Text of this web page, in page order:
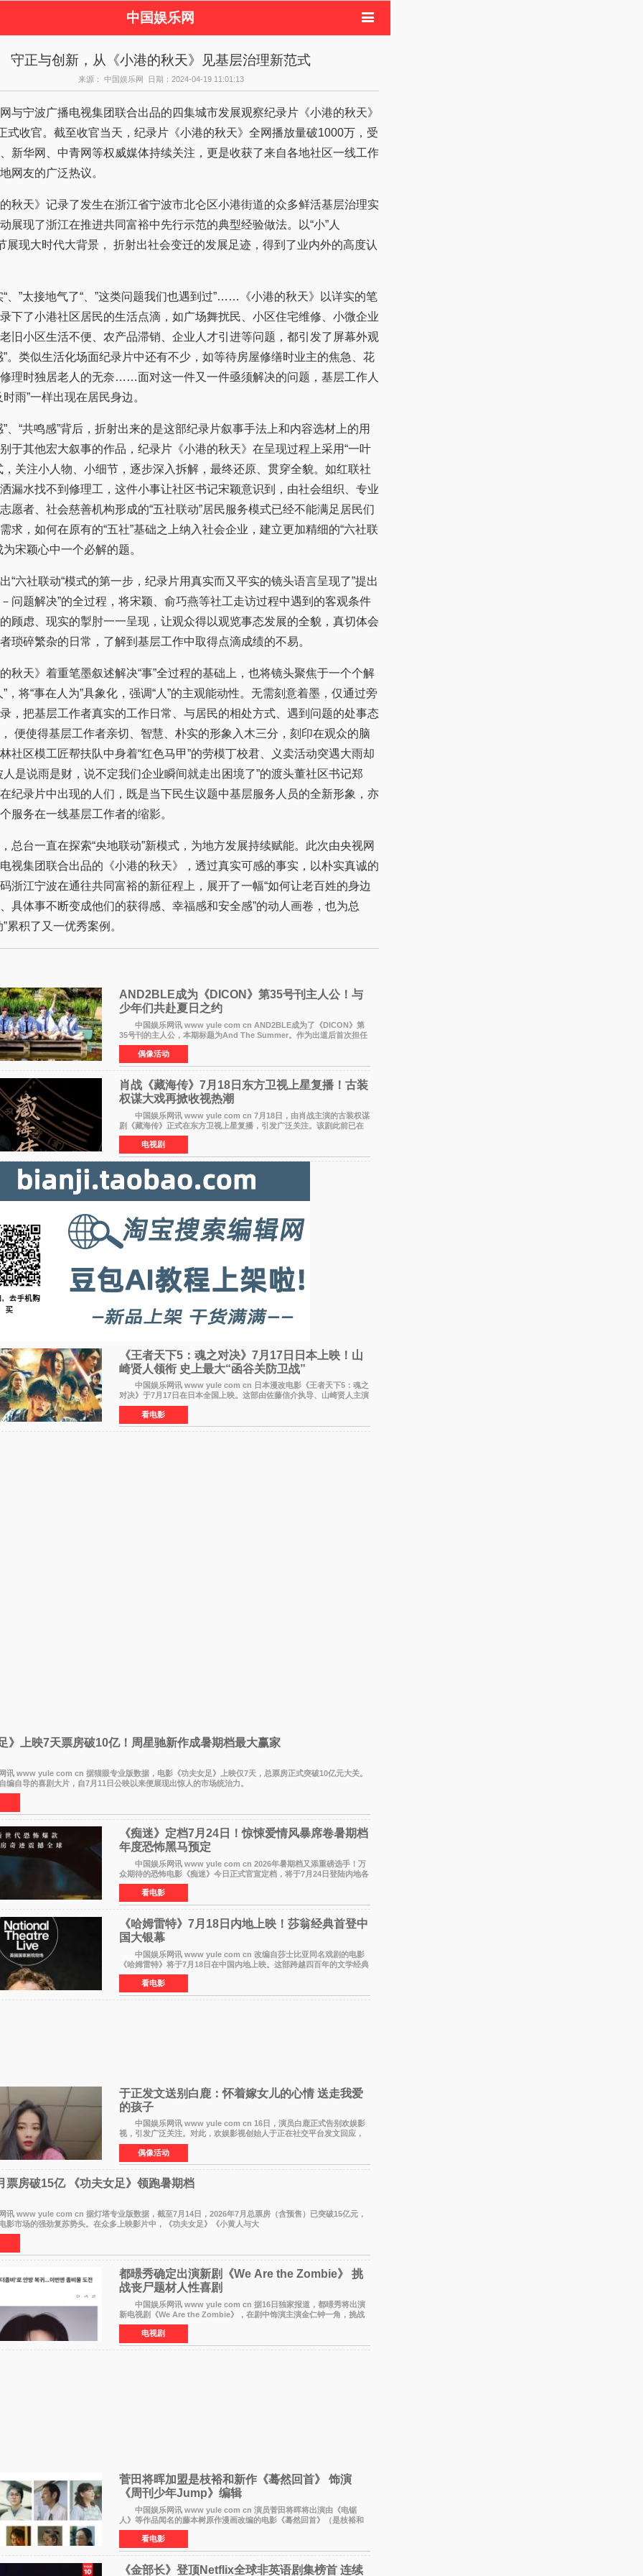
中国娱乐网
演唱会 综艺节目
偶像活动
守正与创新，从《小港的秋天》见基层治理新范式
来源： 中国娱乐网 日期：2024-04-19 11:01:13
波广播电视集团联合出品的四集城市发展观察纪录片《小港的秋天》
式收官。截至收官当天，纪录片《小港的秋天》全网播放量破1000万，受
新华网、中青网等权威媒体持续关注，更是收获了来自各地社区一线工作
网友的广泛热议。
》记录了发生在浙江省宁波市北仑区小港街道的众多鲜活基层治理实
展现了浙江在推进共同富裕中先行示范的典型经验做法。以“小”人
展现大时代大背景， 折射出社会变迁的发展足迹，得到了业内外的高度认
”太接地气了“、”这类问题我们也遇到过”……《小港的秋天》以详实的笔
下了小港社区居民的生活点滴，如广场舞扰民、小区住宅维修、小微企业
旧小区生活不便、农产品滞销、企业人才引进等问题，都引发了屏幕外观
”。类似生活化场面纪录片中还有不少，如等待房屋修缮时业主的焦急、花
理时独居老人的无奈……面对这一件又一件亟须解决的问题，基层工作人
雨”一样出现在居民身边。
共鸣感”背后，折射出来的是这部纪录片叙事手法上和内容选材上的用
于其他宏大叙事的作品，纪录片《小港的秋天》在呈现过程上采用“一叶
，关注小人物、小细节，逐步深入拆解，最终还原、贯穿全貌。如红联社
漏水找不到修理工，这件小事让社区书记宋颖意识到，由社会组织、专业
愿者、社会慈善机构形成的“五社联动”居民服务模式已经不能满足居民们
求，如何在原有的“五社”基础之上纳入社会企业，建立更加精细的“六社联
为宋颖心中一个必解的题。
社联动“模式的第一步，纪录片用真实而又平实的镜头语言呈现了”提出
问题解决”的全过程，将宋颖、俞巧燕等社工走访过程中遇到的客观条件
顾虑、现实的掣肘一一呈现，让观众得以观览事态发展的全貌，真切体会
琐碎繁杂的日常，了解到基层工作中取得点滴成绩的不易。
》着重笔墨叙述解决“事”全过程的基础上，也将镜头聚焦于一个个解
”，将“事在人为”具象化，强调“人”的主观能动性。无需刻意着墨，仅通过旁
，把基层工作者真实的工作日常、与居民的相处方式、遇到问题的处事态
便使得基层工作者亲切、智慧、朴实的形象入木三分，刻印在观众的脑
社区模工匠帮扶队中身着“红色马甲”的劳模丁校君、义卖活动突遇大雨却
人是说雨是财，说不定我们企业瞬间就走出困境了”的渡头董社区书记郑
录片中出现的人们，既是当下民生议题中基层服务人员的全新形象，亦
服务在一线基层工作者的缩影。
一直在探索“央地联动”新模式，为地方发展持续赋能。此次由央视网
视集团联合出品的《小港的秋天》，透过真实可感的事实，以朴实真诚的
浙江宁波在通往共同富裕的新征程上，展开了一幅“如何让老百姓的身边
具体事不断变成他们的获得感、幸福感和安全感”的动人画卷，也为总
累积了又一优秀案例。
AND2BLE成为《DICON》第35号刊主人公！与
少年们共赴夏日之约
中国娱乐网讯 www yule com cn AND2BLE成为了《DICON》第
35号刊的主人公，本期标题为And The Summer。作为出道后首次担任
杂志画报主角的完整体，AND2BLE用清澈的少年感与全新的夏天相遇了
偶像活动
肖战《藏海传》7月18日东方卫视上星复播！古装
权谋大戏再掀收视热潮
中国娱乐网讯 www yule com cn 7月18日，由肖战主演的古装权谋
剧《藏海传》正式在东方卫视上星复播，引发广泛关注。该剧此前已在
网络平台播出，凭借精良制作和紧凑剧情收获不俗口碑，此次上
电视剧
《王者天下5：魂之对决》7月17日日本上映！山
崎贤人领衔 史上最大“函谷关防卫战”
中国娱乐网讯 www yule com cn 日本漫改电影《王者天下5：魂之
对决》于7月17日在日本全国上映。这部由佐藤信介执导、山崎贤人主演
的历史动作片，改编自原泰久同名人气漫画，继续讲述信和漂
看电影
》上映7天票房破10亿！周星驰新作成暑期档最大赢家
www yule com cn 据猫眼专业版数据，电影《功夫女足》上映仅7天，总票房正式突破10亿元大关。
编自导的喜剧大片，自7月11日公映以来便展现出惊人的市场统治力。
《痴迷》定档7月24日！惊悚爱情风暴席卷暑期档
年度恐怖黑马预定
中国娱乐网讯 www yule com cn 2026年暑期档又添重磅选手！万
众期待的恐怖电影《痴迷》今日正式官宣定档，将于7月24日登陆内地各
大院线。这部被业内专家誉为新世代爆款恐怖电影的作品，将为
看电影
《哈姆雷特》7月18日内地上映！莎翁经典首登中
国大银幕
中国娱乐网讯 www yule com cn 改编自莎士比亚同名戏剧的电影
《哈姆雷特》将于7月18日在中国内地上映。这部跨越四百年的文学经典
被搬上大银幕，为观众带来一场视觉与听觉的双重盛宴。 《
看电影
于正发文送别白鹿：怀着嫁女儿的心情 送走我爱
的孩子
中国娱乐网讯 www yule com cn 16日，演员白鹿正式告别欢娱影
视，引发广泛关注。对此，欢娱影视创始人于正在社交平台发文回应，
字里行间流露不舍与祝福。 于正透露，以前每次有演员到期不
偶像活动
票房破15亿 《功夫女足》领跑暑期档
www yule com cn 据灯塔专业版数据，截至7月14日，2026年7月总票房（含预售）已突破15亿元，
影市场的强劲复苏势头。在众多上映影片中，《功夫女足》《小黄人与大
都暻秀确定出演新剧《We Are the Zombie》 挑
战丧尸题材人性喜剧
中国娱乐网讯 www yule com cn 据16日独家报道，都暻秀将出演
新电视剧《We Are the Zombie》，在剧中饰演主演金仁钟一角，挑战
与以往丧尸题材截然不同的人性喜剧。 新剧《We Are t
电视剧
菅田将晖加盟是枝裕和新作《蓦然回首》 饰演
《周刊少年Jump》编辑
中国娱乐网讯 www yule com cn 演员菅田将晖将出演由《电锯
人》等作品闻名的藤本树原作漫画改编的电影《蓦然回首》（是枝裕和
导演）。菅田饰演的角色是初中时代两位主人公带着完成的作品前去
看电影
《金部长》登顶Netflix全球非英语剧集榜首 连续